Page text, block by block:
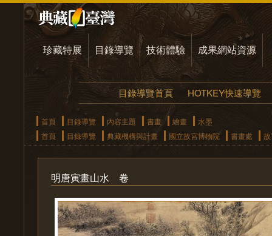
珍藏特展 目錄導覽 技術體驗 成果網站資源
目錄導覽首頁 HOTKEY快速導覽
首頁 目錄導覽 內容主題 書畫 繪畫
水墨
首頁
目錄導覽 典藏機構與計畫 國立故宮博物院 書畫處
明唐寅畫山水 卷